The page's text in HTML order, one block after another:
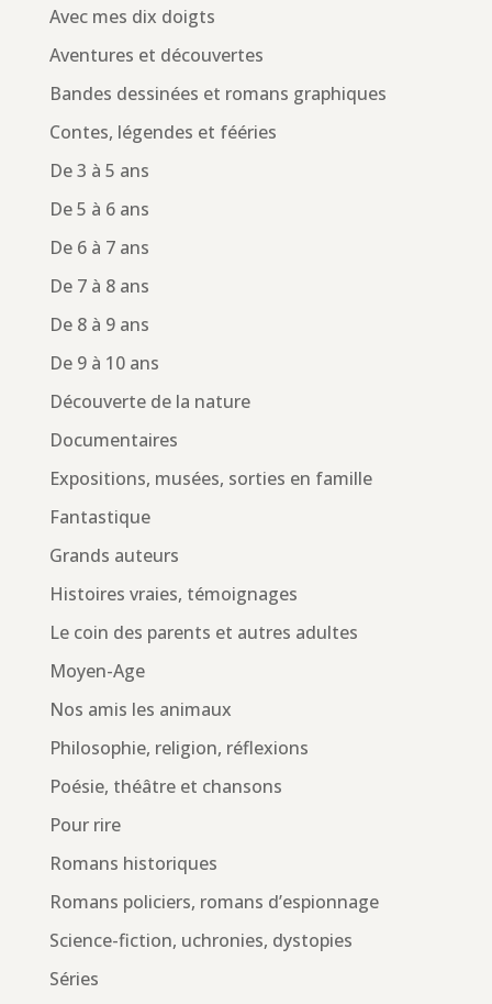
Avec mes dix doigts
Aventures et découvertes
Bandes dessinées et romans graphiques
Contes, légendes et fééries
De 3 à 5 ans
De 5 à 6 ans
De 6 à 7 ans
De 7 à 8 ans
De 8 à 9 ans
De 9 à 10 ans
Découverte de la nature
Documentaires
Expositions, musées, sorties en famille
Fantastique
Grands auteurs
Histoires vraies, témoignages
Le coin des parents et autres adultes
Moyen-Age
Nos amis les animaux
Philosophie, religion, réflexions
Poésie, théâtre et chansons
Pour rire
Romans historiques
Romans policiers, romans d’espionnage
Science-fiction, uchronies, dystopies
Séries